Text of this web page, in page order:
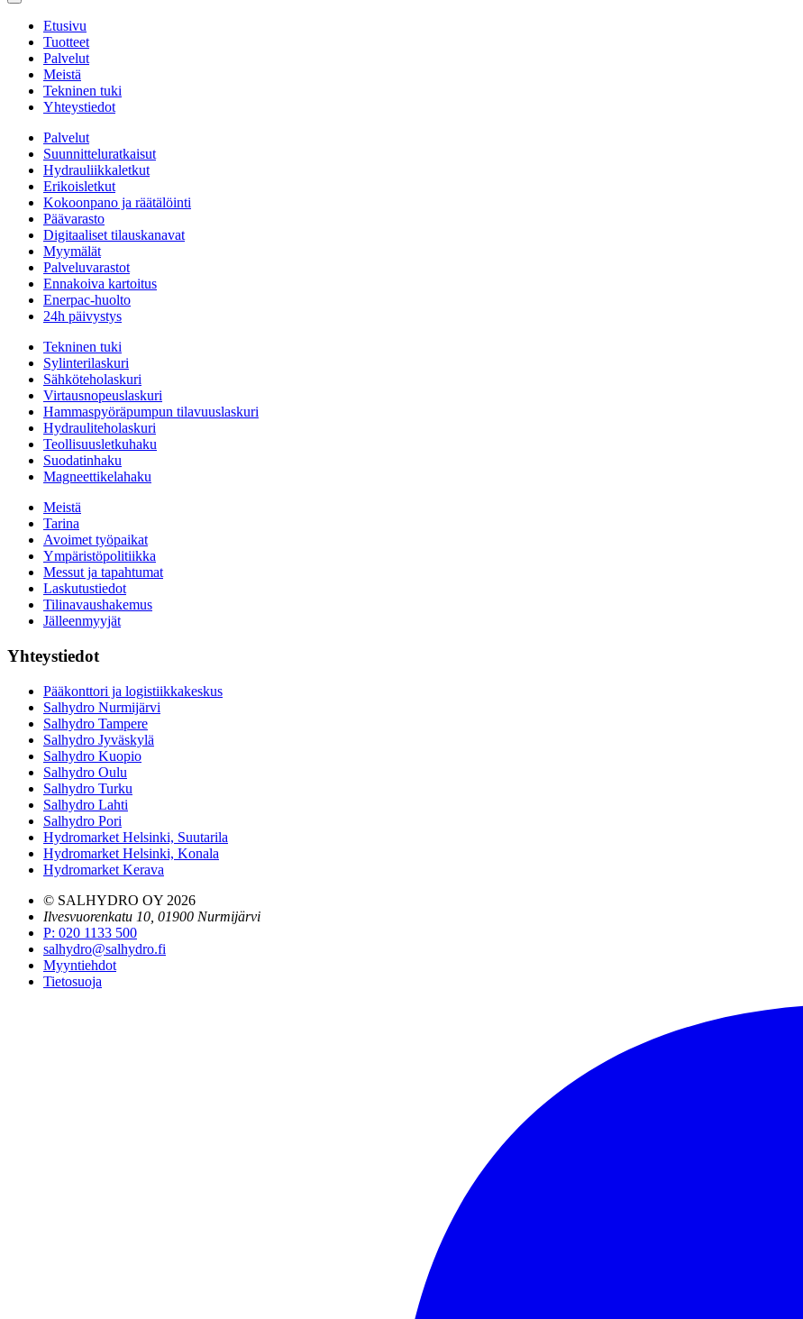
Etusivu
Tuotteet
Palvelut
Meistä
Tekninen tuki
Yhteystiedot
Palvelut
Suunnitteluratkaisut
Hydrauliikkaletkut
Erikoisletkut
Kokoonpano ja räätälöinti
Päävarasto
Digitaaliset tilauskanavat
Myymälät
Palveluvarastot
Ennakoiva kartoitus
Enerpac-huolto
24h päivystys
Tekninen tuki
Sylinterilaskuri
Sähköteholaskuri
Virtausnopeuslaskuri
Hammaspyöräpumpun tilavuuslaskuri
Hydrauliteholaskuri
Teollisuusletkuhaku
Suodatinhaku
Magneettikelahaku
Meistä
Tarina
Avoimet työpaikat
Ympäristöpolitiikka
Messut ja tapahtumat
Laskutustiedot
Tilinavaushakemus
Jälleenmyyjät
Yhteystiedot
Pääkonttori ja logistiikkakeskus
Salhydro Nurmijärvi
Salhydro Tampere
Salhydro Jyväskylä
Salhydro Kuopio
Salhydro Oulu
Salhydro Turku
Salhydro Lahti
Salhydro Pori
Hydromarket Helsinki, Suutarila
Hydromarket Helsinki, Konala
Hydromarket Kerava
© SALHYDRO OY 2026
Ilvesvuorenkatu 10, 01900 Nurmijärvi
P: 020 1133 500
salhydro@salhydro.fi
Myyntiehdot
Tietosuoja